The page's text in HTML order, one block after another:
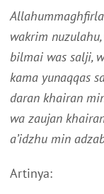
wakrim
bilmai was salji,
kama yunaqqas
daran khairan
wa zaujan
a’idzhu min
Artinya: